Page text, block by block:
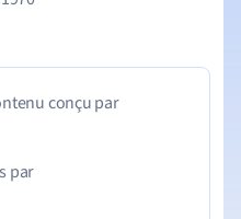
conçu par
par